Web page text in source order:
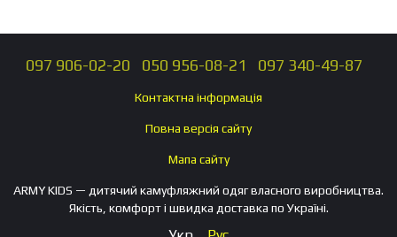
097 906-02-20 050 956-08-21 097 340-49-87
Контактна інформація
Повна версія сайту
Мапа сайту
ARMY KIDS — дитячий камуфляжний одяг власного виробництва.
Якість, комфорт і швидка доставка по Україні.